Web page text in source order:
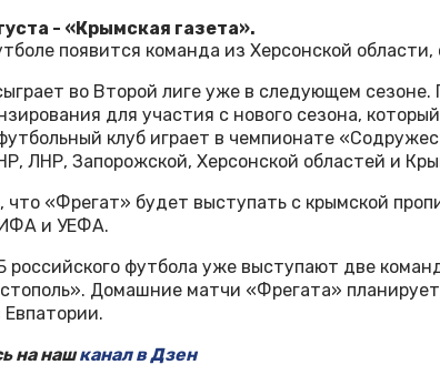
- «Крымская газета».
появится команда из Херсонской области,
во Второй лиге уже в следующем сезоне.
для участия с нового сезона,
клуб играет в чемпионате
ЛНР, Запорожской, Херсонской областей и
что «Фрегат» будет выступать с крымской
и УЕФА.
российского футбола уже выступают две
Домашние матчи «Фрегата»
на нашканал в Дзен